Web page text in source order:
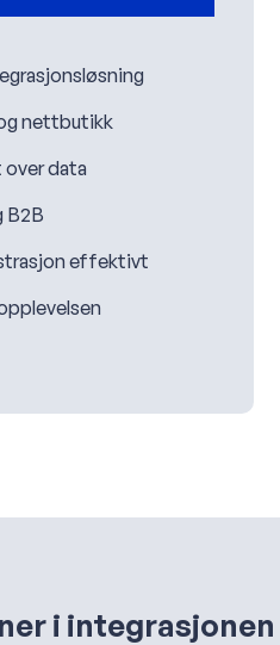
nettbutikk
data
B2B
effektivt
i integrasjonen